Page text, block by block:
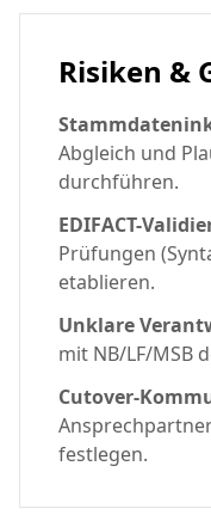
Risiken &
Abgleich und
durchführen.
EDIFACT-
Prüfungen
etablieren.
Unklare
mit NB/LF/MSB
Cutover-
festlegen.